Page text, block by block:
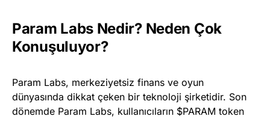
Param Labs Nedir? Neden Çok
Konuşuluyor?
Param Labs, merkeziyetsiz finans ve oyun
dünyasında dikkat çeken bir teknoloji şirketidir. Son
dönemde Param Labs, kullanıcıların $PARAM token